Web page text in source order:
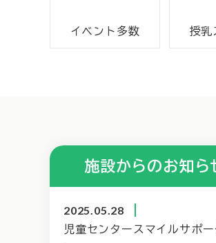
イベント多数 授乳
施設からのお知ら
2025.05.28
児童センタースマイルサポ